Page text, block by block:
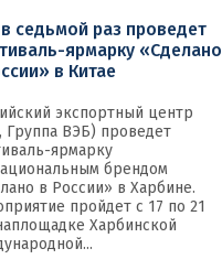
седьмой раз проведет
ярмарку «Сделано
в Китае
экспортный центр
Группа ВЭБ) проведет
ярмарку
брендом
в России» в Харбине.
пройдет с 17 по 21
Харбинской